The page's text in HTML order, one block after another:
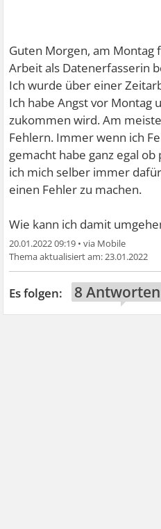
Guten Morgen, am Montag
Arbeit als Datenerfasserin
Ich wurde über einer
Ich habe Angst vor Montag
zukommen wird. Am
Fehlern. Immer wenn ich
gemacht habe ganz egal
ich mich selber immer
einen Fehler zu machen.
Wie kann ich damit
20.01.2022 09:19 •
23.01.2022
8 Antworten